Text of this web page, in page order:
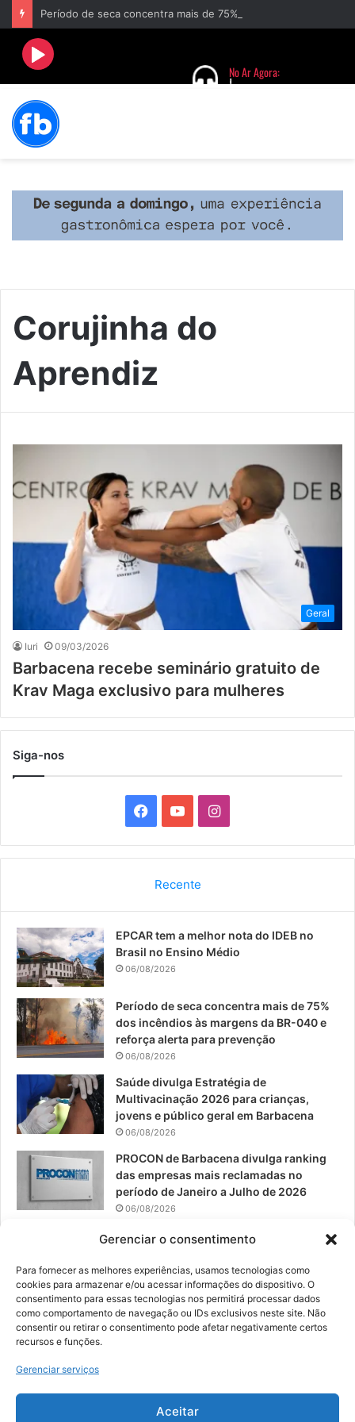
Gerenciar o consentimento
Para fornecer as melhores experiências, usamos tecnologias como
cookies para armazenar e/ou acessar informações do dispositivo. O
consentimento para essas tecnologias nos permitirá processar dados
como comportamento de navegação ou IDs exclusivos neste site. Não
consentir ou retirar o consentimento pode afetar negativamente certos
recursos e funções.
Gerenciar serviços
Aceitar
Corujinha do
Aprendiz
Geral
Iuri 09/03/2026
Barbacena recebe seminário gratuito de
Krav Maga exclusivo para mulheres
Siga-nos
a
b
o
o
k
o
u
e
I
n
a
r
a
Recente
EPCAR tem a melhor nota do IDEB no
Brasil no Ensino Médio
06/08/2026
Período de seca concentra mais de 75%
dos incêndios às margens da BR-040 e
reforça alerta para prevenção
06/08/2026
Saúde divulga Estratégia de
Multivacinação 2026 para crianças,
jovens e público geral em Barbacena
06/08/2026
PROCON de Barbacena divulga ranking
das empresas mais reclamadas no
período de Janeiro a Julho de 2026
06/08/2026
Prefeitura convoca organizações de
Resíduos Sólidos
05/08/2026
© 2026, Todos os direitos reservados | Desenvolvido por:
Digital Business| Hospedado por:NP Publicidade